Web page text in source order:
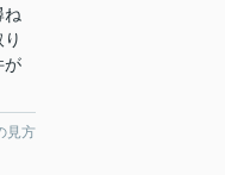
ね
が
見方